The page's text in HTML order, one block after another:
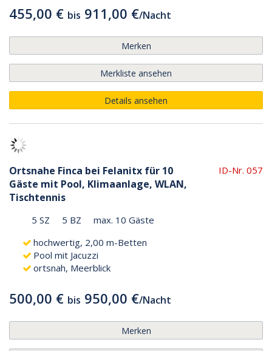
455,00 € bis 911,00 €/Nacht
Merken
Merkliste ansehen
Details ansehen
Ortsnahe Finca bei Felanitx für 10
Gäste mit Pool, Klimaanlage, WLAN,
Tischtennis
ID-Nr. 057
5 SZ 5 BZ
max. 10 Gäste
hochwertig, 2,00 m-Betten
Pool mit Jacuzzi
ortsnah, Meerblick
500,00 € bis 950,00 €/Nacht
Merken